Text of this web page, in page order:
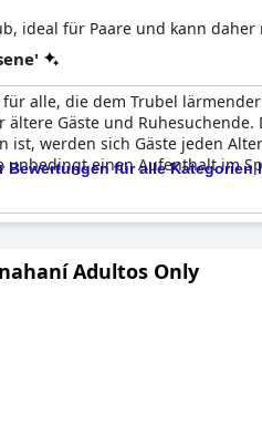
ideal für Paare und kann
alle, die dem Trubel
Gäste und Ruhesuchende.
werden sich Gäste jeden
einen Aufenthalt im
Bewertungen für alle Kategorien
Adultos Only